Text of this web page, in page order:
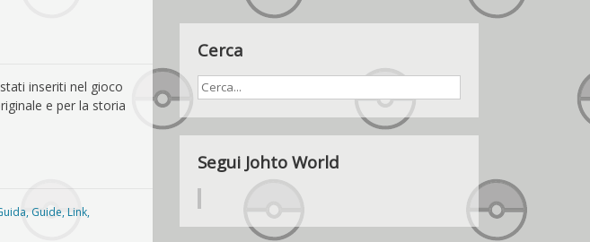
inseriti nel gioco
e per la storia
, Guide,Link,
Cerca
Segui Johto World